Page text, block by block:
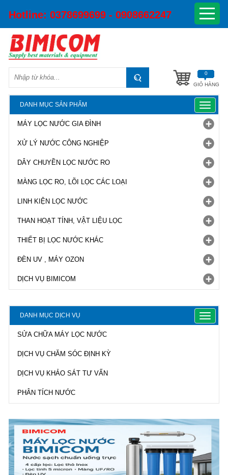
Hotline: 0378699699 - 0908662247
GIỎ HÀNG
0
DANH MỤC SẢN PHẨM
Toggle
MÁY LỌC NƯỚC GIA ĐÌNH
XỬ LÝ NƯỚC CÔNG NGHIỆP
DÂY CHUYỀN LỌC NƯỚC RO
MÀNG LỌC RO, LÕI LỌC CÁC LOẠI
LINH KIỆN LỌC NƯỚC
THAN HOẠT TÍNH, VẬT LIỆU LỌC
THIẾT BỊ LỌC NƯỚC KHÁC
ĐÈN UV , MÁY OZON
DỊCH VỤ BIMICOM
DANH MỤC DỊCH VỤ
Toggle
SỬA CHỮA MÁY LỌC NƯỚC
DỊCH VỤ CHĂM SÓC ĐỊNH KỲ
DỊCH VỤ KHẢO SÁT TƯ VẤN
PHÂN TÍCH NƯỚC